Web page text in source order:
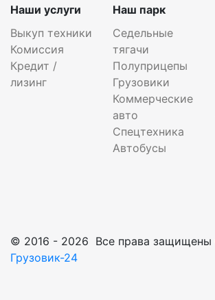
Наши услуги
Выкуп техники
Комиссия
Кредит /
лизинг
Наш парк
Седельные
тягачи
Полуприцепы
Грузовики
Коммерческие
авто
Спецтехника
Автобусы
© 2016 - 2026 Все права защищены
Грузовик-24